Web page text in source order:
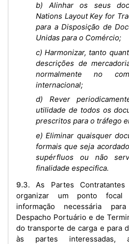
b) Alinhar os seus
Nations Layout Key for
para a Disposição de
Unidas para o Comércio;
c) Harmonizar, tanto
descrições de
normalmente no
internacional;
d) Rever
utilidade de todos os
prescritos para o tráfego
e) Eliminar quaisquer
formais que seja
supérfluos ou não
finalidade especifica.
9.3. As Partes Contratantes comprometem-se a
organizar um ponto focal
informação necessária
Despacho Portuário e de
do transporte de carga e para
às partes